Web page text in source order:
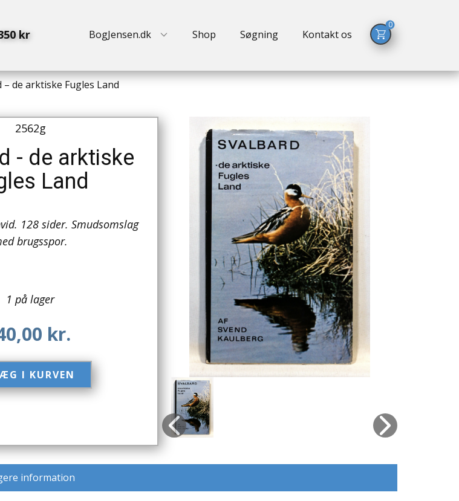
BogJensen.dk Shop Søgning Kontakt os
kr
0
– de arktiske Fugles Land
2562g
- de arktiske
Land
128 sider. Smudsomslag
brugsspor.
1 på lager
kr.
I KURVEN​
information